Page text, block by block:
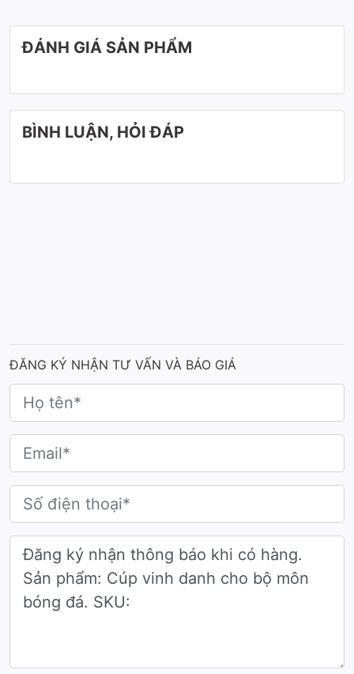
ĐÁNH GIÁ SẢN PHẨM
BÌNH LUẬN, HỎI ĐÁP
ĐĂNG KÝ NHẬN TƯ VẤN VÀ BÁO GIÁ